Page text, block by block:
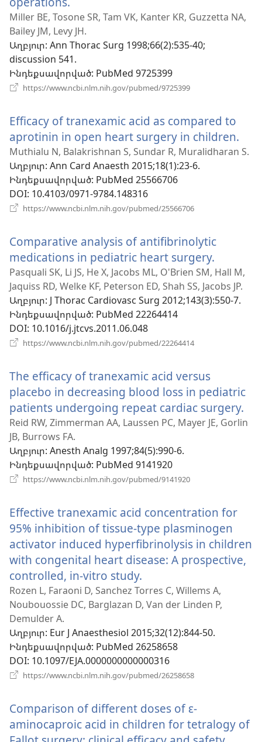
է
նոր
պատուհան)
Miller BE, Tosone SR, Tam VK, Kanter KR, Guzzetta NA,
Bailey JM, Levy JH.
Աղբյուր‎: Ann Thorac Surg 1998;66(2):535-40;
discussion 541.
Ինդեքսավորված‎: PubMed 9725399
https://www.ncbi.nlm.nih.gov/pubmed/9725399
պատուհան)
Efficacy of tranexamic acid as compared to
aprotinin in open heart surgery in children.
է
Muthialu N, Balakrishnan S, Sundar R, Muralidharan S.
Աղբյուր‎: Ann Card Anaesth 2015;18(1):23-6.
Ինդեքսավորված‎: PubMed 25566706
DOI‎: 10.4103/0971-9784.148316
https://www.ncbi.nlm.nih.gov/pubmed/25566706
պատուհան)
Comparative analysis of antifibrinolytic
medications in pediatric heart surgery.
է
նոր
Pasquali SK, Li JS, He X, Jacobs ML, O'Brien SM, Hall M,
Jaquiss RD, Welke KF, Peterson ED, Shah SS, Jacobs JP.
Աղբյուր‎: J Thorac Cardiovasc Surg 2012;143(3):550-7.
Ինդեքսավորված‎: PubMed 22264414
DOI‎: 10.1016/j.jtcvs.2011.06.048
https://www.ncbi.nlm.nih.gov/pubmed/22264414
պատուհան)
The efficacy of tranexamic acid versus
placebo in decreasing blood loss in pediatric
patients undergoing repeat cardiac surgery.
է
Reid RW, Zimmerman AA, Laussen PC, Mayer JE, Gorlin
JB, Burrows FA.
Աղբյուր‎: Anesth Analg 1997;84(5):990-6.
Ինդեքսավորված‎: PubMed 9141920
https://www.ncbi.nlm.nih.gov/pubmed/9141920
պատուհան)
Effective tranexamic acid concentration for
95% inhibition of tissue-type plasminogen
activator induced hyperfibrinolysis in children
with congenital heart disease: A prospective,
controlled, in-vitro study.
է
նոր
Rozen L, Faraoni D, Sanchez Torres C, Willems A,
Noubouossie DC, Barglazan D, Van der Linden P,
Demulder A.
Աղբյուր‎: Eur J Anaesthesiol 2015;32(12):844-50.
Ինդեքսավորված‎: PubMed 26258658
DOI‎: 10.1097/EJA.0000000000000316
https://www.ncbi.nlm.nih.gov/pubmed/26258658
պատուհան)
Comparison of different doses of ε-
aminocaproic acid in children for tetralogy of